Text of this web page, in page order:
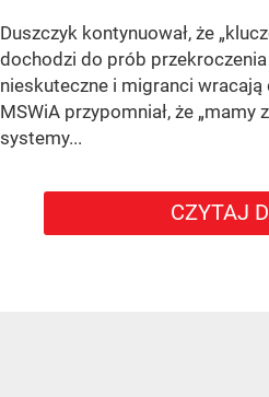
Duszczyk kontynuował, że
dochodzi do prób
nieskuteczne i migranci wracają
MSWiA przypomniał, że „mamy
systemy...
CZYTAJ